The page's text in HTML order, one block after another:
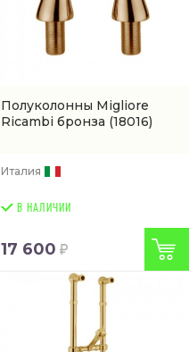
Полуколонны Migliore
Ricambi бронза (18016)
Италия
В НАЛИЧИИ
17 600